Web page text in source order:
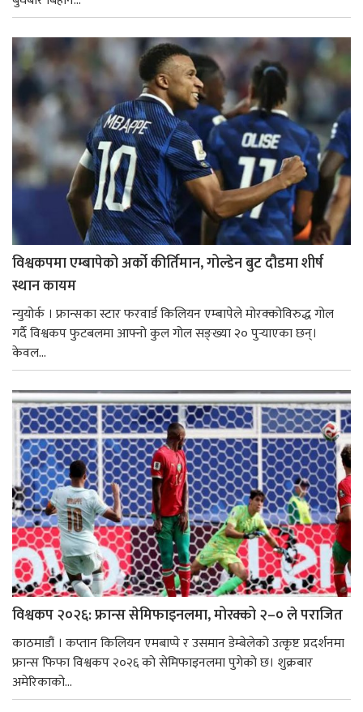
विश्वकपमा एम्बापेको अर्को कीर्तिमान, गोल्डेन बुट दौडमा शीर्ष
स्थान कायम
न्युयोर्क । फ्रान्सका स्टार फरवार्ड किलियन एम्बापेले मोरक्कोविरुद्ध गोल
गर्दै विश्वकप फुटबलमा आफ्नो कुल गोल सङ्ख्या २० पुर्‍याएका छन्।
केवल...
विश्वकप २०२६: फ्रान्स सेमिफाइनलमा, मोरक्को २–० ले पराजित
काठमाडौं । कप्तान किलियन एमबाप्पे र उसमान डेम्बेलेको उत्कृष्ट प्रदर्शनमा
फ्रान्स फिफा विश्वकप २०२६ को सेमिफाइनलमा पुगेको छ। शुक्रबार
अमेरिकाको...